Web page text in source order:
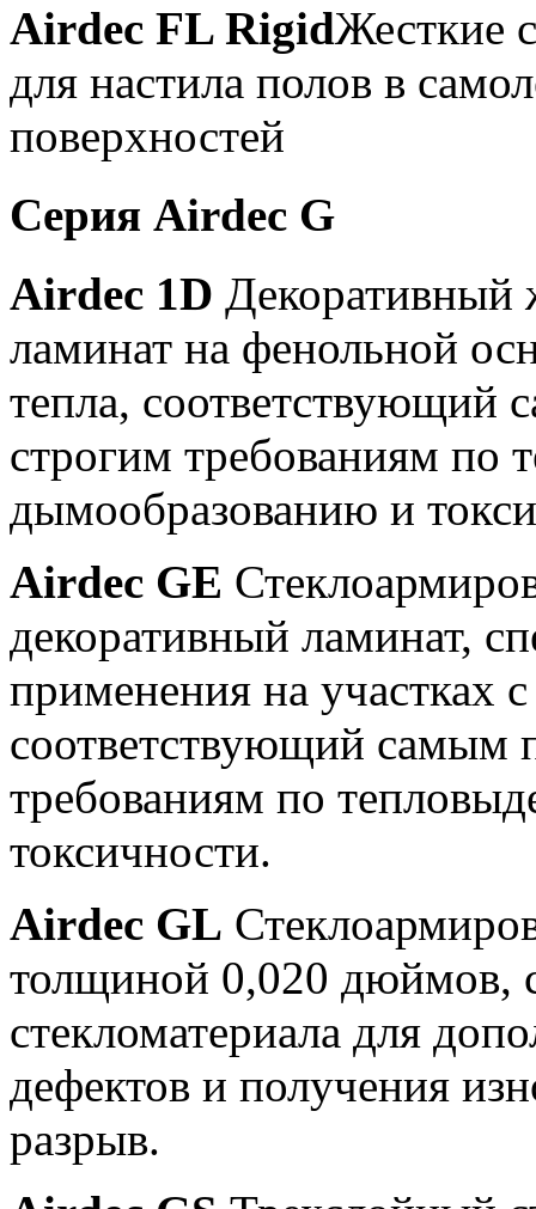
Airdec FL RigidЖесткие
для настила полов в
поверхностей
Серия Airdec G
Airdec 1D Декоративный
ламинат на фенольной
тепла,
строгим требованиям по
дымообразованию и
Airdec GE
декоративный ламинат,
применения на участках
соответствующий самым
требованиям по
токсичности.
Airdec GL
толщиной 0,020 дюймов,
стекломатериала для
дефектов и получения
разрыв.